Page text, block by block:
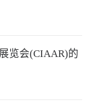
览会(CIAAR)的